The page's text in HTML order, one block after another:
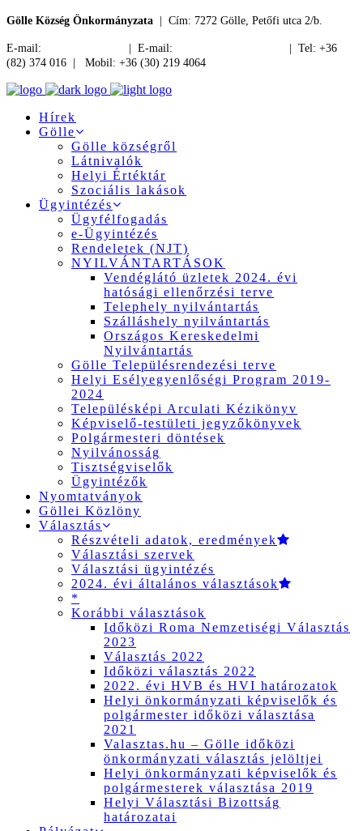
Gölle Község Önkormányzata | Cím: 7272 Gölle, Petőfi utca 2/b.
E-mail: | E-mail:
| Tel: +36
(82) 374 016 | Mobil: +36 (30) 219 4064
Hírek
Gölle
Gölle községről
Látnivalók
Helyi Értéktár
Szociális lakások
Ügyintézés
Ügyfélfogadás
e-Ügyintézés
Rendeletek (NJT)
NYILVÁNTARTÁSOK
Vendéglátó üzletek 2024. évi
hatósági ellenőrzési terve
Telephely nyilvántartás
Szálláshely nyilvántartás
Országos Kereskedelmi
Nyilvántartás
Gölle Településrendezési terve
Helyi Esélyegyenlőségi Program 2019-
2024
Településképi Arculati Kézikönyv
Képviselő-testületi jegyzőkönyvek
Polgármesteri döntések
Nyilvánosság
Tisztségviselők
Ügyintézők
Nyomtatványok
Göllei Közlöny
Választás
Részvételi adatok, eredmények
Választási szervek
Választási ügyintézés
2024. évi általános választások
*
Korábbi választások
Időközi Roma Nemzetiségi Választás
2023
Választás 2022
Időközi választás 2022
2022. évi HVB és HVI határozatok
Helyi önkormányzati képviselők és
polgármester időközi választása
2021
Valasztas.hu – Gölle időközi
önkormányzati választás jelöltjei
Helyi önkormányzati képviselők és
polgármesterek választása 2019
Helyi Választási Bizottság
határozatai